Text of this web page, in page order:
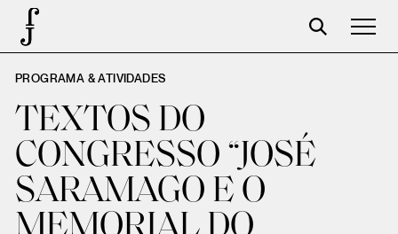
José Saramago
Programación
La Fundación
Aparceros
PROGRAMA & ATIVIDADES
TEXTOS DO
CONGRESSO “JOSÉ
SARAMAGO E O